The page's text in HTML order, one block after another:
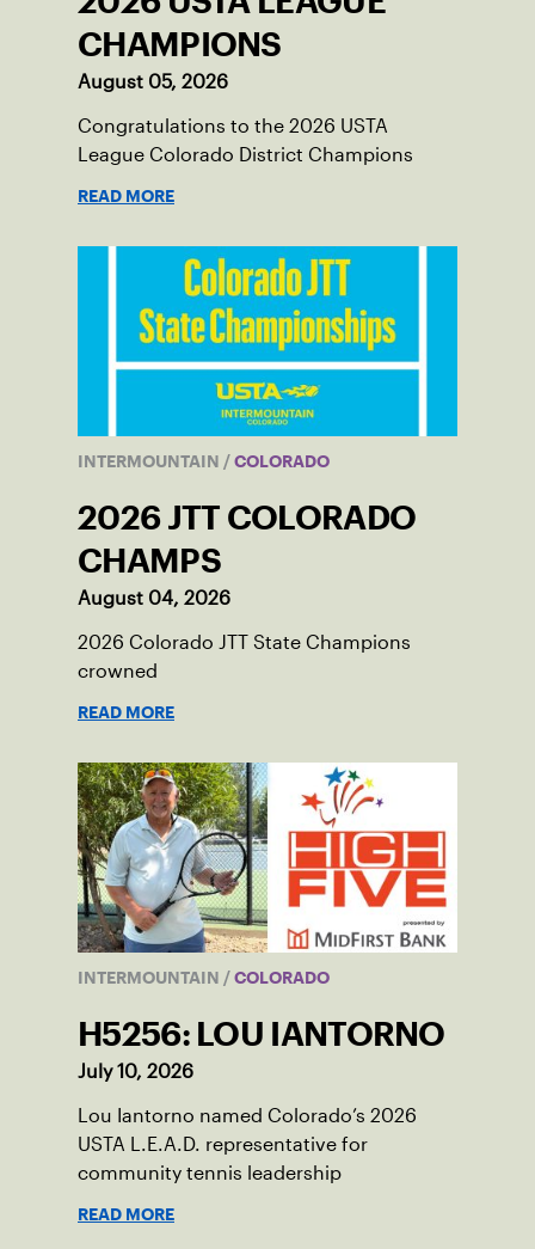
CHAMPIONS
August 05, 2026
Congratulations to the 2026 USTA
League Colorado District Champions
READ MORE
INTERMOUNTAIN / COLORADO
2026 JTT COLORADO
CHAMPS
August 04, 2026
2026 Colorado JTT State Champions
crowned
READ MORE
INTERMOUNTAIN / COLORADO
H5256: LOU IANTORNO
July 10, 2026
Lou Iantorno named Colorado’s 2026
USTA L.E.A.D. representative for
community tennis leadership
READ MORE